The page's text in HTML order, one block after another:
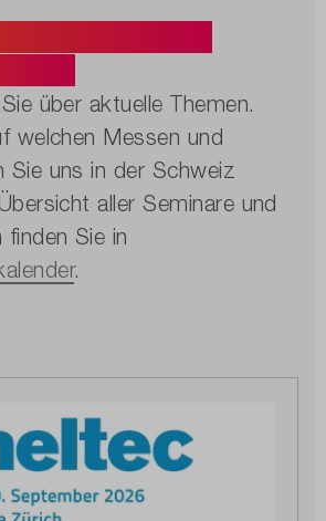
über aktuelle Themen.
welchen Messen und
Sie uns in der Schweiz
aller Seminare und
finden Sie in
.